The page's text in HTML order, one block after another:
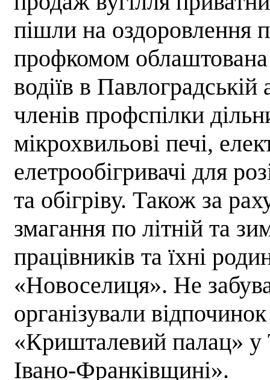
пішли на оздоровлення
профкомом облаштована
водіїв в
членів профспілки
мікрохвильові печі,
елетрообігривачі для
та обігріву. Також за
змагання по літній та
працівників та їхні
«Новоселиця». Не
організували
«Кришталевий палац» у
Івано-Франківщині».